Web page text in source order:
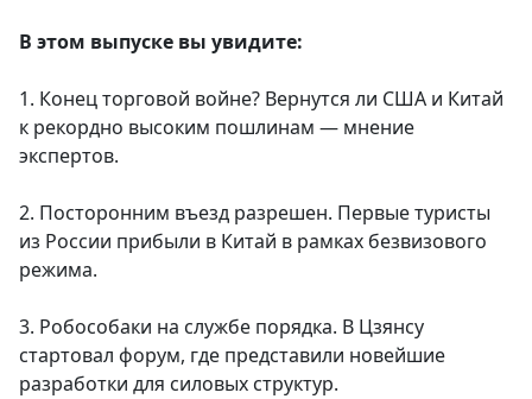
В этом выпуске вы увидите:
1. Конец торговой войне? Вернутся ли США и Китай
к рекордно высоким пошлинам — мнение
экспертов.
2. Посторонним въезд разрешен. Первые туристы
из России прибыли в Китай в рамках безвизового
режима.
3. Робособаки на службе порядка. В Цзянсу
стартовал форум, где представили новейшие
разработки для силовых структур.